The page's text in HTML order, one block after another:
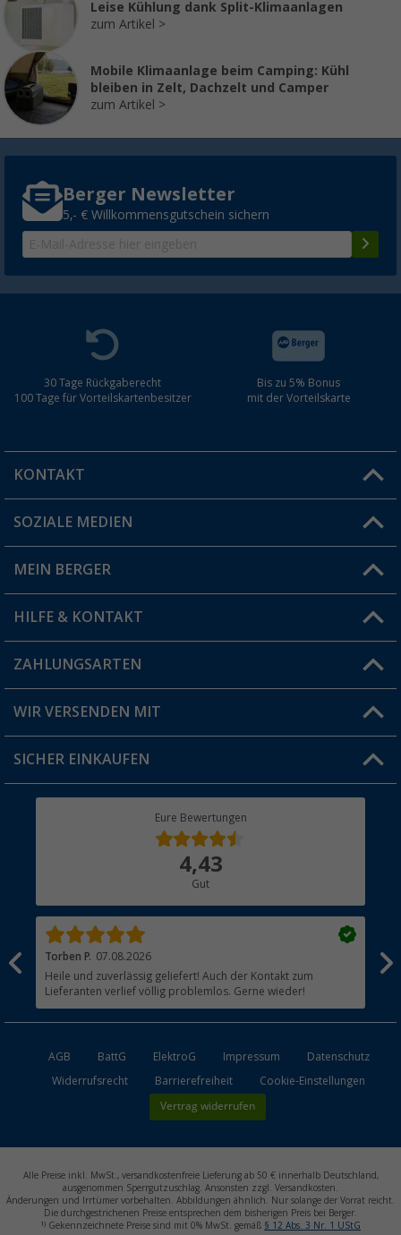
Leise Kühlung dank Split-Klimaanlagen
zum Artikel
Mobile Klimaanlage beim Camping: Kühl
bleiben in Zelt, Dachzelt und Camper
zum Artikel
Berger Newsletter
5,- € Willkommensgutschein sichern
30 Tage Rückgaberecht
100 Tage für Vorteilskartenbesitzer
Bis zu 5% Bonus
mit der Vorteilskarte
KONTAKT
Du hast eine Frage?
Filiale finden
SOZIALE MEDIEN
MEIN BERGER
Vorteilskarte
Blog
Jobs & Karriere
HILFE & KONTAKT
FAQ & Kontakt
Versandinformationen
Rücksendung
ZAHLUNGSARTEN
WIR VERSENDEN MIT
SICHER EINKAUFEN
Eure Bewertungen
4,43
Gut
Torben P. 07.08.2026
Heile und zuverlässig geliefert! Auch der Kontakt zum
Lieferanten verlief völlig problemlos. Gerne wieder!
AGB BattG ElektroG Impressum
Datenschutz
Widerrufsrecht
Barrierefreiheit Cookie-Einstellungen
Vertrag widerrufen
Alle Preise inkl. MwSt., versandkostenfreie Lieferung ab 50 € innerhalb Deutschland,
ausgenommen Sperrgutzuschlag. Ansonsten zzgl. Versandkosten.
Änderungen und Irrtümer vorbehalten. Abbildungen ähnlich. Nur solange der Vorrat reicht.
Die durchgestrichenen Preise entsprechen dem bisherigen Preis bei Berger.
1) Gekennzeichnete Preise sind mit 0% MwSt. gemäß § 12 Abs. 3 Nr. 1 UStG